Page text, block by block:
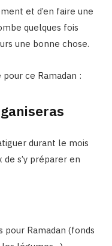
et d’en faire une
quelques fois
une bonne chose.
ce Ramadan :
durant le mois
de s’y préparer en
pour Ramadan (fonds